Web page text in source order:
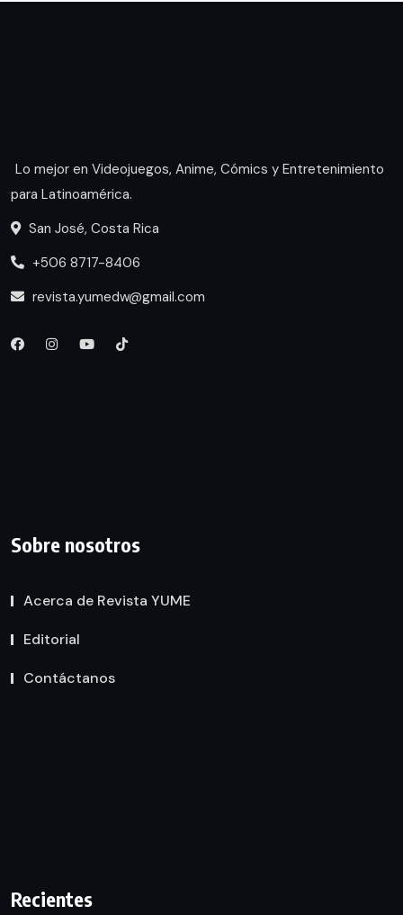
Lo mejor en Videojuegos, Anime, Cómics y Entretenimiento
para Latinoamérica.
San José, Costa Rica
+506 8717-8406
revista.yumedw@gmail.com
Sobre nosotros
Acerca de Revista YUME
Editorial
Contáctanos
Recientes